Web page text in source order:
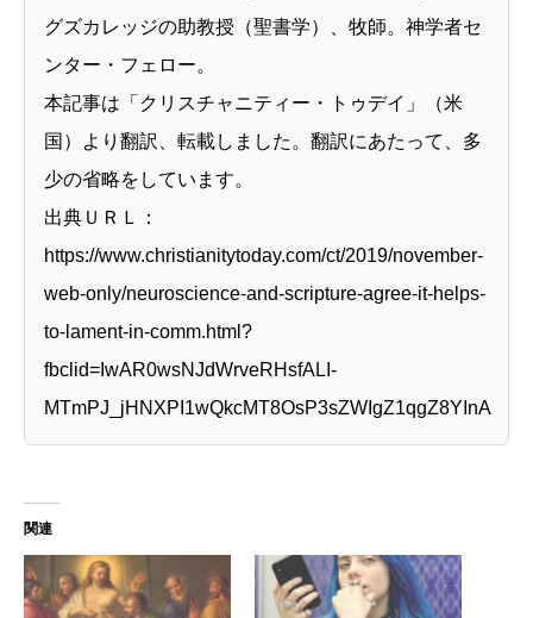
グズカレッジの助教授（聖書学）、牧師。神学者セ
ンター・フェロー。
本記事は「クリスチャニティー・トゥデイ」（米
国）より翻訳、転載しました。翻訳にあたって、多
少の省略をしています。
出典ＵＲＬ：
https://www.christianitytoday.com/ct/2019/november-
web-only/neuroscience-and-scripture-agree-it-helps-
to-lament-in-comm.html?
fbclid=IwAR0wsNJdWrveRHsfALI-
MTmPJ_jHNXPI1wQkcMT8OsP3sZWIgZ1qgZ8YInA
関連